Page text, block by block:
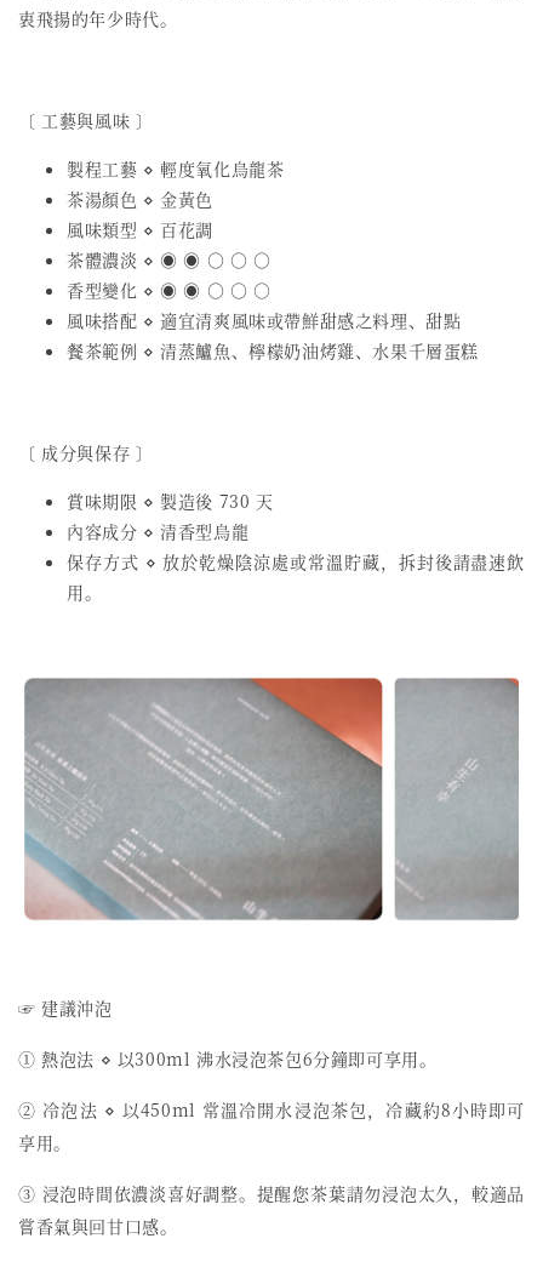
衷飛揚的年少時代。
〔 工藝與風味 〕
製程工藝 ⋄ 輕度氧化烏龍茶
茶湯顏色 ⋄ 金黃色
風味類型 ⋄ 百花調
茶體濃淡 ⋄ ◉ ◉ ○ ○ ○
香型變化 ⋄ ◉ ◉ ○ ○ ○
風味搭配 ⋄ 適宜清爽風味或帶鮮甜感之料理、甜點
餐茶範例 ⋄ 清蒸鱸魚、檸檬奶油烤雞、水果千層蛋糕
〔 成分與保存 〕
賞味期限 ⋄ 製造後 730 天
內容成分 ⋄ 清香型烏龍
保存方式 ⋄ 放於乾燥陰涼處或常溫貯藏，拆封後請盡速飲
用。
☞ 建議沖泡
① 熱泡法 ⋄ 以300ml 沸水浸泡茶包6分鐘即可享用。
② 冷泡法 ⋄ 以450ml 常溫冷開水浸泡茶包，冷藏約8小時即可
享用。
③ 浸泡時間依濃淡喜好調整。提醒您茶葉請勿浸泡太久，較適品
嘗香氣與回甘口感。